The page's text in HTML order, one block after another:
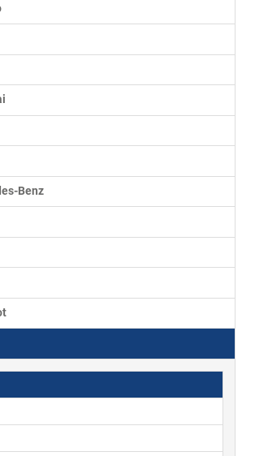
Benz